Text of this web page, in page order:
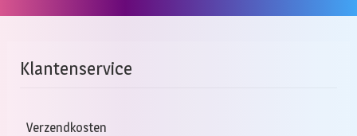
Klantenservice
Verzendkosten